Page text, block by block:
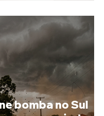
bomba no Sul